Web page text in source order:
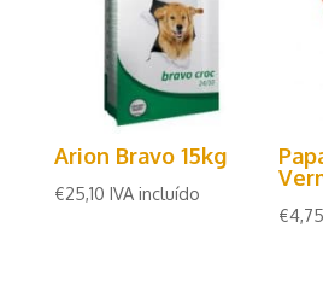
Arion Bravo 15kg
€25,10 IVA incluído
€4,75